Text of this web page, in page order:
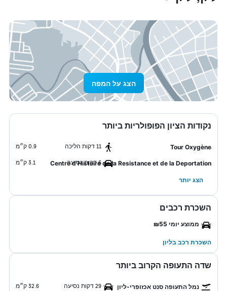
הצג על המפה
נקודות הציון הפופולריות ביותר
Tour Oxygène 11 דקות הליכה 0.9 ק״מ
Centre d'Histoire de la Resistance et de la Deportation
6 דקות נסיעה 3.1 ק״מ
הצג יותר
השכרת רכבים
ממוצע יומי ₪55
השכרת רכב בליון
שדה התעופה הקרוב ביותר
נמל התעופה סנט אכזופרי-ליון 29 דקות נסיעה 32.6 ק״מ